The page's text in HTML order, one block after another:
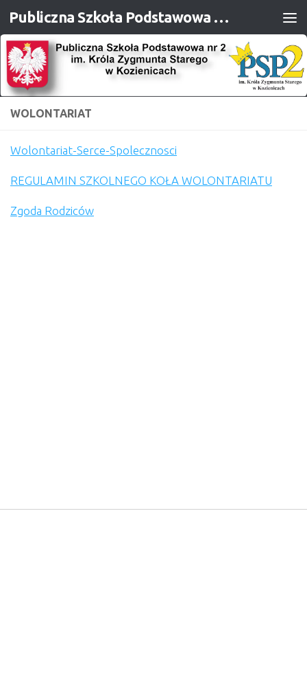
Przejdź do treści Publiczna Szkoła Podstawowa nr 2 im. Króla Zygmunta Starego w Kozienicach
WOLONTARIAT
Wolontariat-Serce-Spolecznosci
REGULAMIN SZKOLNEGO KOŁA WOLONTARIATU
Zgoda Rodziców